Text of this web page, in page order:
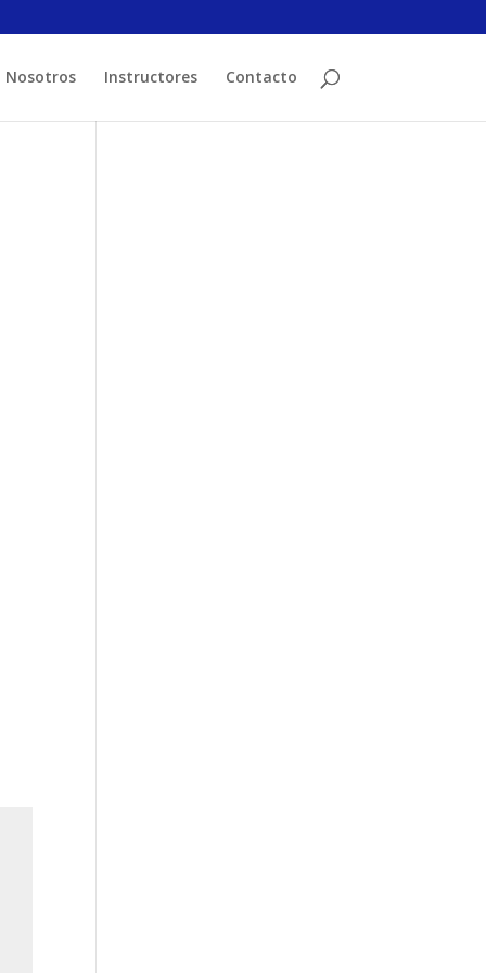
Nosotros Instructores Contacto